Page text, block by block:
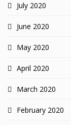
July 2020
June 2020
May 2020
April 2020
March 2020
February 2020